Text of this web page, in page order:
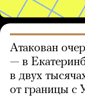
Атакован
— в
в двух
от границы с